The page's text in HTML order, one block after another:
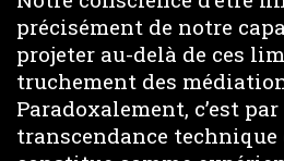
précisément de notre
projeter au-delà de ces
truchement des
Paradoxalement, c’est
transcendance